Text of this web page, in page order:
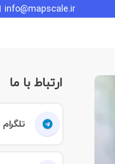
info@mapscale.ir
ارتباط با ما
تلگرام